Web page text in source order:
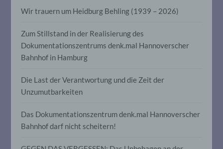
Wir trauern um Heidburg Behling (1939 – 2026)
Zum Stillstand in der Realisierung des
Dokumentationszentrums denk.mal Hannoverscher
Bahnhof in Hamburg
Die Last der Verantwortung und die Zeit der
Unzumutbarkeiten
Das Dokumentationszentrum denk.mal Hannoverscher
Bahnhof darf nicht scheitern!
Aufenthaltsort oder Ortswechsel dieser
natürlichen Person zu analysieren oder
f) Pseudonymisierung
Pseudonymisierung ist die Verarbeitung
personenbezogener Daten in einer Weise,
Informationen nicht mehr einer
spezifischen betroffenen Person
zusätzlichen Informationen gesondert